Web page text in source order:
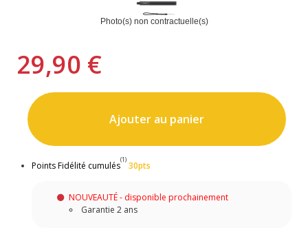
Photo(s) non contractuelle(s)
29,90 €
Ajouter au panier
Points Fidélité cumulés
(1)
30pts
NOUVEAUTÉ - disponible prochainement
Garantie 2 ans